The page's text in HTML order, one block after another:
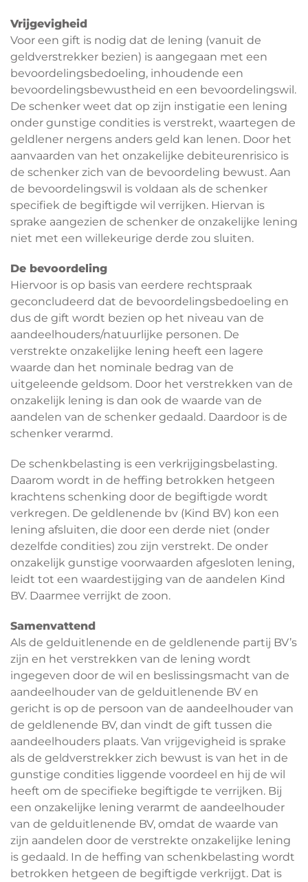
Vrijgevigheid
Voor een gift is nodig dat de lening (vanuit de
geldverstrekker bezien) is aangegaan met een
bevoordelingsbedoeling, inhoudende een
bevoordelingsbewustheid en een bevoordelingswil.
De schenker weet dat op zijn instigatie een lening
onder gunstige condities is verstrekt, waartegen de
geldlener nergens anders geld kan lenen. Door het
aanvaarden van het onzakelijke debiteurenrisico is
de schenker zich van de bevoordeling bewust. Aan
de bevoordelingswil is voldaan als de schenker
specifiek de begiftigde wil verrijken. Hiervan is
sprake aangezien de schenker de onzakelijke lening
niet met een willekeurige derde zou sluiten.
De bevoordeling
Hiervoor is op basis van eerdere rechtspraak
geconcludeerd dat de bevoordelingsbedoeling en
dus de gift wordt bezien op het niveau van de
aandeelhouders/natuurlijke personen. De
verstrekte onzakelijke lening heeft een lagere
waarde dan het nominale bedrag van de
uitgeleende geldsom. Door het verstrekken van de
onzakelijk lening is dan ook de waarde van de
aandelen van de schenker gedaald. Daardoor is de
schenker verarmd.
De schenkbelasting is een verkrijgingsbelasting.
Daarom wordt in de heffing betrokken hetgeen
krachtens schenking door de begiftigde wordt
verkregen. De geldlenende bv (Kind BV) kon een
lening afsluiten, die door een derde niet (onder
dezelfde condities) zou zijn verstrekt. De onder
onzakelijk gunstige voorwaarden afgesloten lening,
leidt tot een waardestijging van de aandelen Kind
BV. Daarmee verrijkt de zoon.
Samenvattend
Als de gelduitlenende en de geldlenende partij BV’s
zijn en het verstrekken van de lening wordt
ingegeven door de wil en beslissingsmacht van de
aandeelhouder van de gelduitlenende BV en
gericht is op de persoon van de aandeelhouder van
de geldlenende BV, dan vindt de gift tussen die
aandeelhouders plaats. Van vrijgevigheid is sprake
als de geldverstrekker zich bewust is van het in de
gunstige condities liggende voordeel en hij de wil
heeft om de specifieke begiftigde te verrijken. Bij
een onzakelijke lening verarmt de aandeelhouder
van de gelduitlenende BV, omdat de waarde van
zijn aandelen door de verstrekte onzakelijke lening
is gedaald. In de heffing van schenkbelasting wordt
betrokken hetgeen de begiftigde verkrijgt. Dat is